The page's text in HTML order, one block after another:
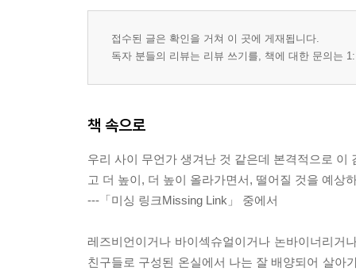
접수된 글은 확인을 거쳐 이 곳에 게재됩니다.
독자 분들의 리뷰는 리뷰 쓰기를, 책에 대한 문의는
책 속으로
우리 사이 무언가 생겨난 것 같은데 본격적으로
고 더 높이, 더 높이 올라가면서, 떨어질 것을 예상
---「미싱 링크Missing Link」 중에서
레즈비언이거나 바이섹슈얼이거나 논바이너리
친구들로 구성된 온실에서 나는 잘 배양되어 살아